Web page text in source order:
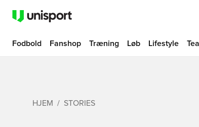
Fodbold Fanshop Træning Løb Lifestyle
HJEM STORIES